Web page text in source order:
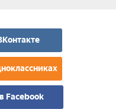
Facebook